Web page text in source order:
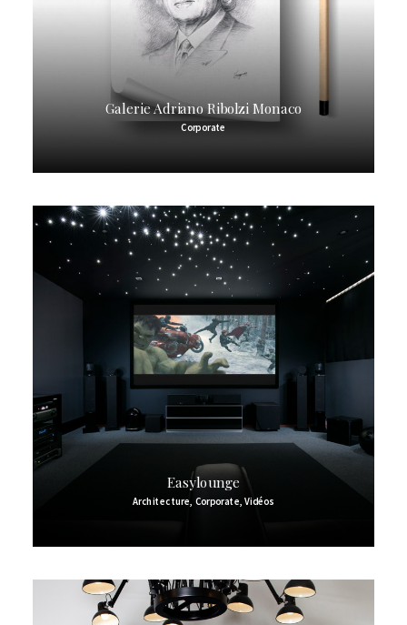
Galerie Adriano Ribolzi Monaco
Corporate
Easylounge
Architecture, Corporate, Vidéos